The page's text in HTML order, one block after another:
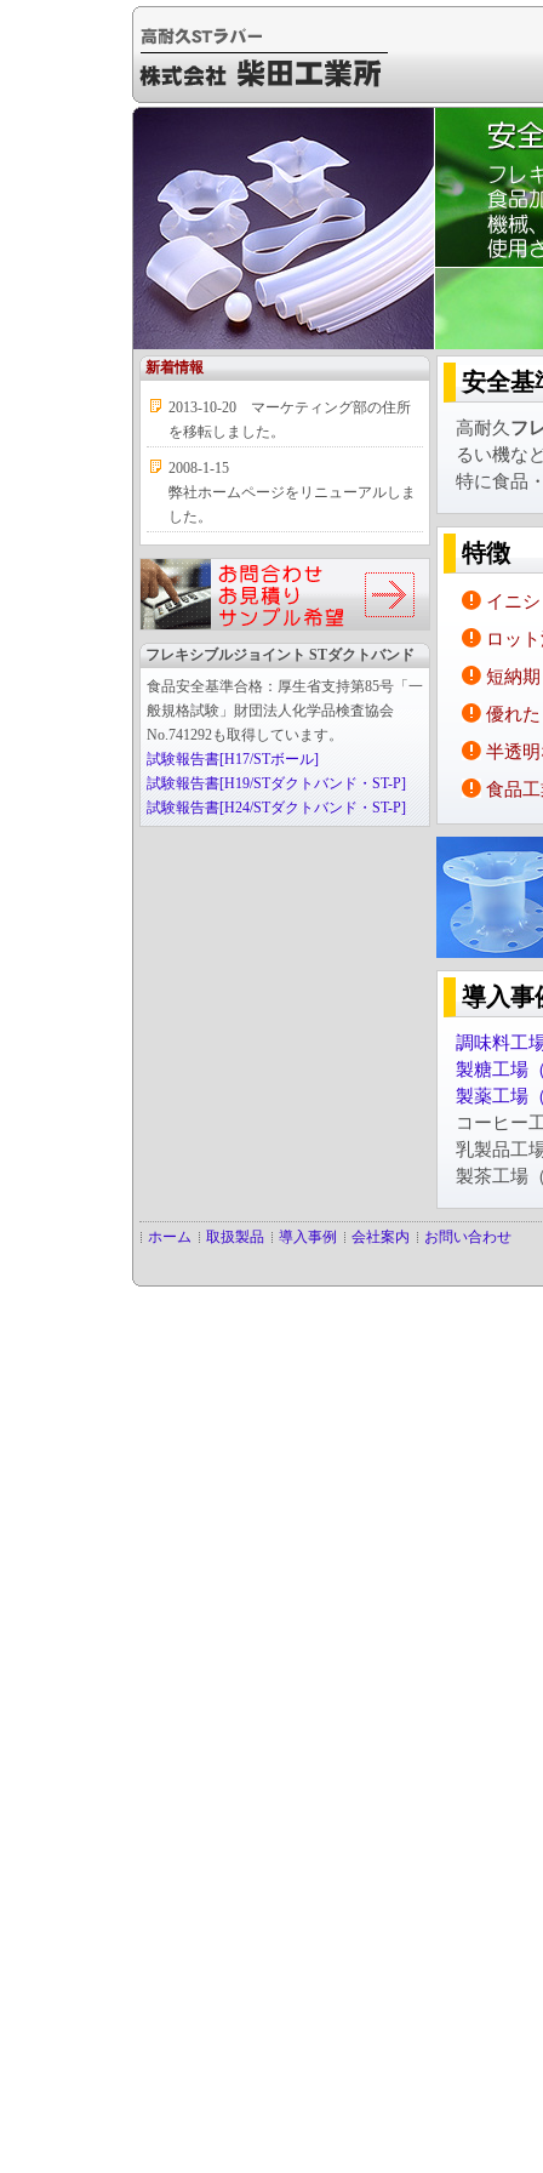
新着情報
2013-10-20 マーケティング部の住所
を移転しました。
2008-1-15
弊社ホームページをリニューアルしま
した。
フレキシブルジョイント STダクトバンド
食品安全基準合格：厚生省支持第85号「一
般規格試験」財団法人化学品検査協会
No.741292も取得しています。
試験報告書[H17/STボール]
試験報告書[H19/STダクトバンド・ST-P]
試験報告書[H24/STダクトバンド・ST-P]
安全基
高耐久 フ
るい機な
特に食品
特徴
イニ
ロッ
短納期
優れ
半透
食品
導入事
調味料工
製糖工場
製薬工場
コーヒー
乳製品工
製茶工場
ホーム 取扱製品 導入事例 会社案内 お問い合わせ